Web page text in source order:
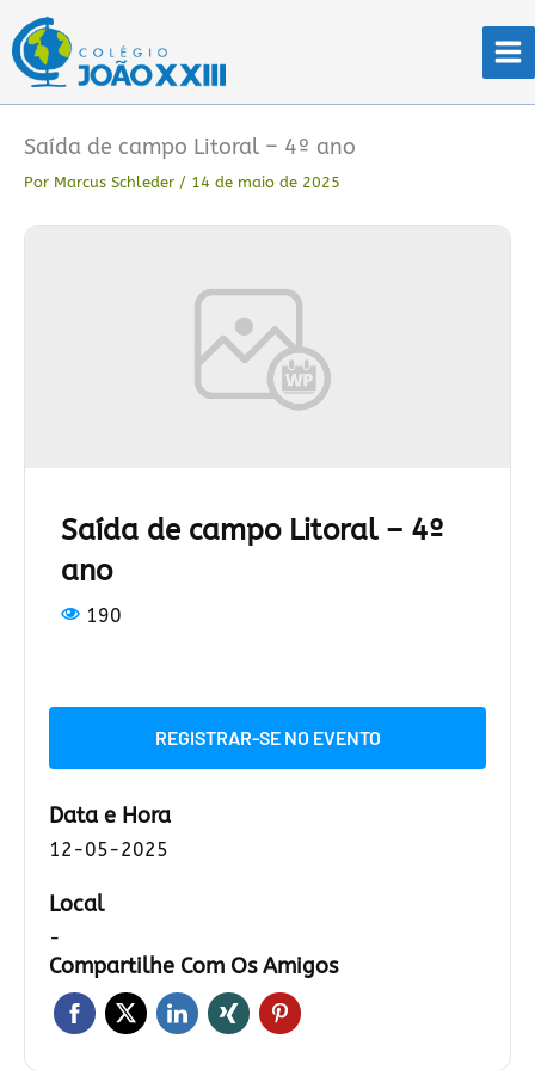
para
conteúdo
Saída de campo Litoral – 4º ano
Por Marcus Schleder / 14 de maio de 2025
Saída de campo Litoral – 4º
ano
190
REGISTRAR-SE NO EVENTO
Data e Hora
12-05-2025
Local
-
Compartilhe Com Os Amigos